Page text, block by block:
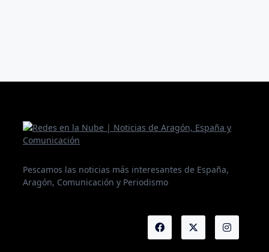
Pescamos las noticias más interesantes de España,
Aragón, Comunicación y Periodismo